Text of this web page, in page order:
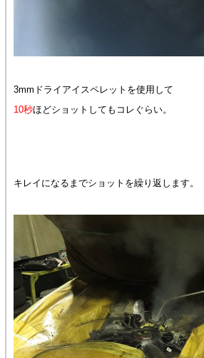
3mmドライアイスペレットを使用して
10秒ほどショットしてもコレぐらい。
キレイになるまでショットを繰り返します。